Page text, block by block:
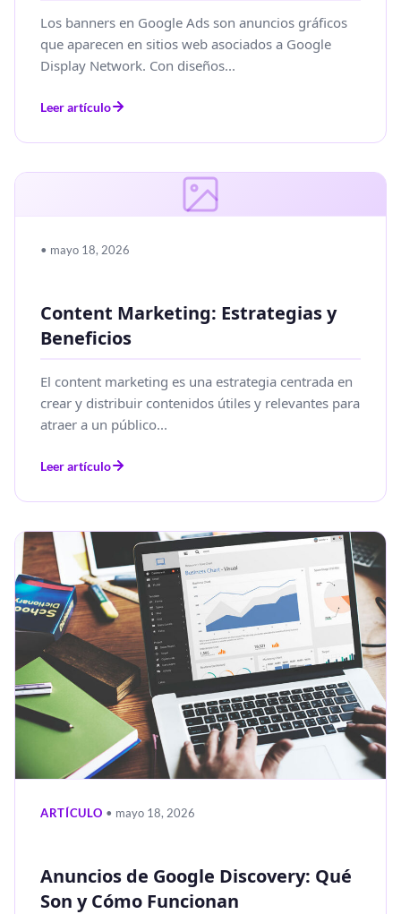
Los banners en Google Ads son anuncios gráficos
que aparecen en sitios web asociados a Google
Display Network. Con diseños...
Leer artículo
• mayo 18, 2026
Content Marketing: Estrategias y
Beneficios
El content marketing es una estrategia centrada en
crear y distribuir contenidos útiles y relevantes para
atraer a un público...
Leer artículo
ARTÍCULO • mayo 18, 2026
Anuncios de Google Discovery: Qué
Son y Cómo Funcionan